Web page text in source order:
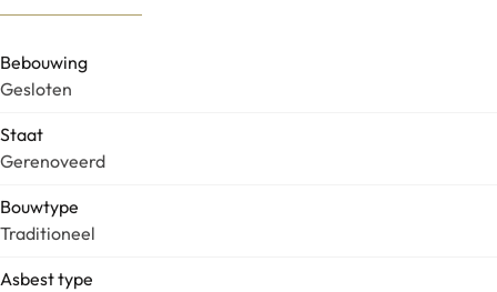
Bebouwing
Gesloten
Staat
Gerenoveerd
Bouwtype
Traditioneel
Asbest type